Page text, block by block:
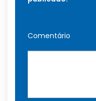
Comentário